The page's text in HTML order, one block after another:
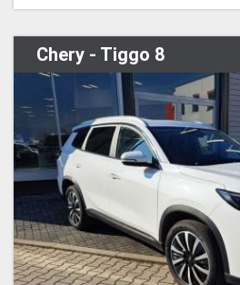
Chery - Tiggo 8